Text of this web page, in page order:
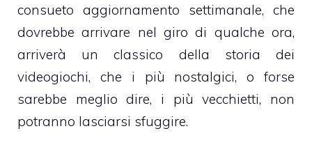
consueto aggiornamento settimanale, che
dovrebbe arrivare nel giro di qualche ora,
arriverà un classico della storia dei
videogiochi, che i più nostalgici, o forse
sarebbe meglio dire, i più vecchietti, non
potranno lasciarsi sfuggire.